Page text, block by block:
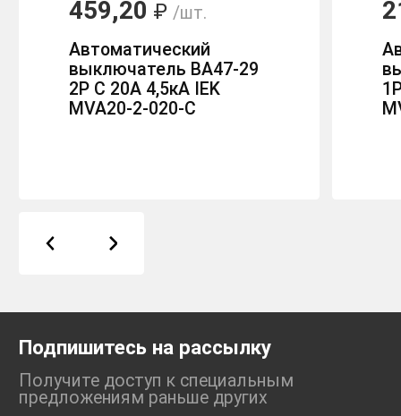
459,20 ₽ /шт.
Автоматический
выключатель ВА47-29
2P C 20А 4,5кА IEK
MVA20-2-020-C
Подпишитесь на рассылку
Получите доступ к специальным
предложениям раньше других